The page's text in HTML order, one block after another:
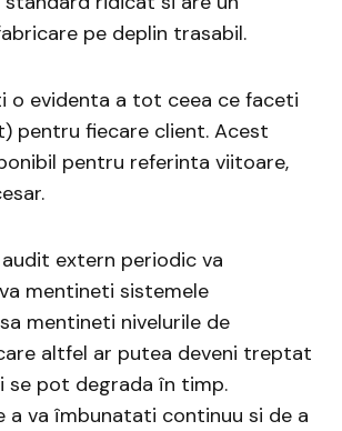
pe deplin trasabil.
o evidenta a tot ceea ce faceti
pentru fiecare client. Acest
pentru referinta viitoare,
extern periodic va
mentineti sistemele
mentineti nivelurile de
altfel ar putea deveni treptat
se pot degrada în timp.
a va îmbunatati continuu si de a